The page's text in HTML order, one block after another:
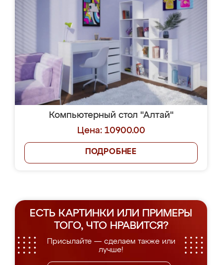
Компьютерный стол "Алтай"
Цена: 10900.00
ПОДРОБНЕЕ
ЕСТЬ КАРТИНКИ ИЛИ ПРИМЕРЫ
ТОГО, ЧТО НРАВИТСЯ?
Присылайте — сделаем также или
лучше!